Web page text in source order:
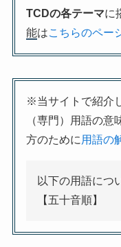
TCDの各テーマに
能はこちらのペー
※当サイトで紹介
（専門）用語の意
方のために 用語の
以下の用語につ
【五十音順】